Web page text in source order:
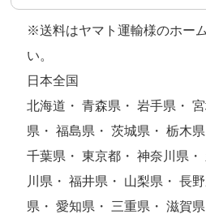
※送料はヤマト運輸様のホー
い。
日本全国
北海道・ 青森県・ 岩手県・
県・ 福島県・ 茨城県・ 栃木
千葉県・ 東京都・ 神奈川県
川県・ 福井県・ 山梨県・ 長
県・ 愛知県・ 三重県・ 滋賀